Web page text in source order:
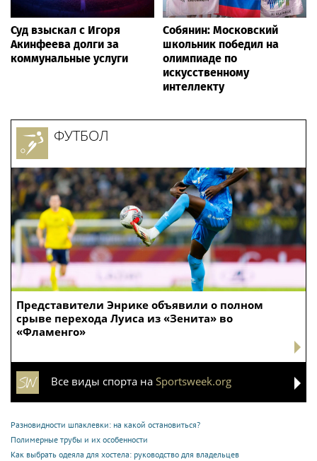
Суд взыскал с Игоря
Акинфеева долги за
коммунальные услуги
Собянин: Московский
школьник победил на
олимпиаде по
искусственному
интеллекту
Представители Энрике объявили о полном
срыве перехода Луиса из «Зенита» во
«Фламенго»
ФУТБОЛ
Все виды спорта на Sportsweek.org
Разновидности шпаклевки: на какой остановиться?
Полимерные трубы и их особенности
Как выбрать одеяла для хостела: руководство для владельцев